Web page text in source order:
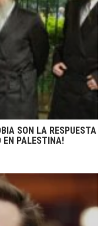
SON LA RESPUESTA
EN PALESTINA!